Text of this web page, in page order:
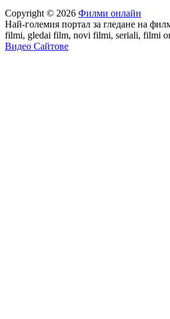
Copyright © 2026 Филми онлайн
Най-големия портал за гледане на
filmi, gledai film, novi filmi, seriali, filmi
Видео Сайтове